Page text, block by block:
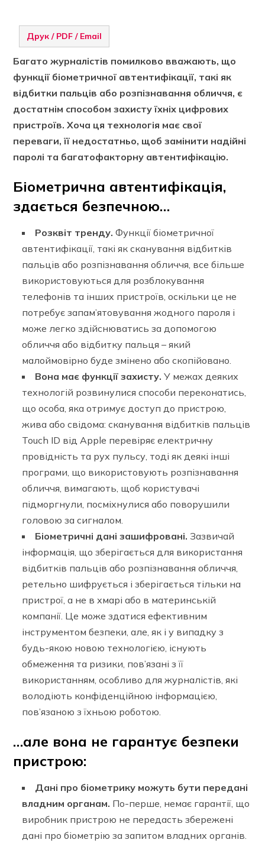
Друк / PDF / Email
Багато журналістів помилково вважають, що
функції біометричної автентифікації, такі як
відбитки пальців або розпізнавання обличчя, є
достатнім способом захисту їхніх цифрових
пристроїв. Хоча ця технологія має свої
переваги, її недостатньо, щоб замінити надійні
паролі та багатофакторну автентифікацію.
Біометрична автентифікація,
здається безпечною…
Розквіт тренду. Функції біометричної
автентифікації, такі як сканування відбитків
пальців або розпізнавання обличчя, все більше
використовуються для розблокування
телефонів та інших пристроїв, оскільки це не
потребує запам’ятовування жодного пароля і
може легко здійснюватись за допомогою
обличчя або відбитку пальця – який
малоймовірно буде змінено або скопійовано.
Вона має функції захисту. У межах деяких
технологій розвинулися способи переконатись,
що особа, яка отримує доступ до пристрою,
жива або свідома: сканування відбитків пальців
Touch ID від Apple перевіряє електричну
провідність та рух пульсу, тоді як деякі інші
програми, що використовують розпізнавання
обличчя, вимагають, щоб користувачі
підморгнули, посміхнулися або поворушили
головою за сигналом.
Біометричні дані зашифровані. Зазвичай
інформація, що зберігається для використання
відбитків пальців або розпізнавання обличчя,
ретельно шифрується і зберігається тільки на
пристрої, а не в хмарі або в материнській
компанії. Це може здатися ефективним
інструментом безпеки, але, як і у випадку з
будь-якою новою технологією, існують
обмеження та ризики, пов’язані з її
використанням, особливо для журналістів, які
володіють конфіденційною інформацією,
пов’язаною з їхньою роботою.
…але вона не гарантує безпеки
пристрою:
Дані про біометрику можуть бути передані
владним органам. По-перше, немає гарантії, що
виробник пристрою не передасть збережені
дані про біометрію за запитом владних органів.